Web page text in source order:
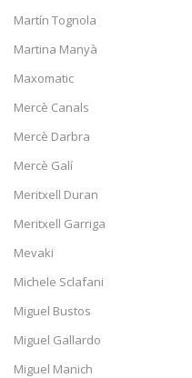
Martín Tognola
Martina Manyà
Maxomatic
Mercè Canals
Mercè Darbra
Mercè Galí
Meritxell Duran
Meritxell Garriga
Mevaki
Michele Sclafani
Miguel Bustos
Miguel Gallardo
Miguel Manich